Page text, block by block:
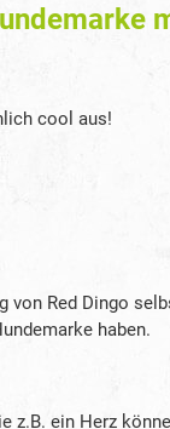
cool aus!
von Red Dingo
haben.
ein Herz